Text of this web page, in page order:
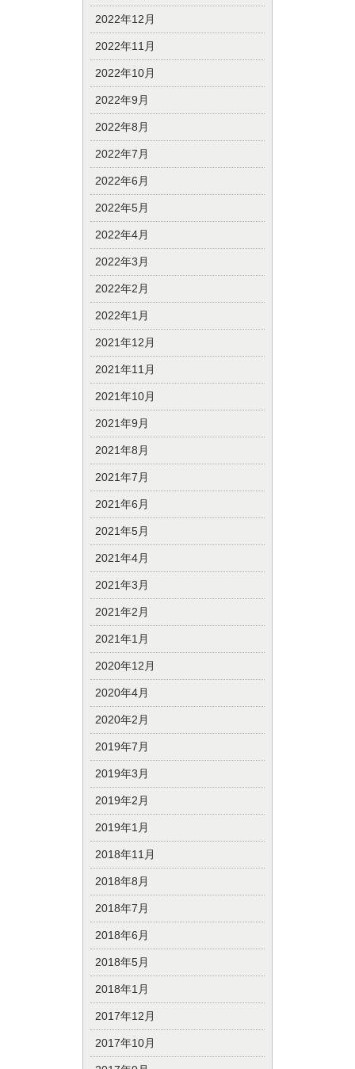
2022年12月
2022年11月
2022年10月
2022年9月
2022年8月
2022年7月
2022年6月
2022年5月
2022年4月
2022年3月
2022年2月
2022年1月
2021年12月
2021年11月
2021年10月
2021年9月
2021年8月
2021年7月
2021年6月
2021年5月
2021年4月
2021年3月
2021年2月
2021年1月
2020年12月
2020年4月
2020年2月
2019年7月
2019年3月
2019年2月
2019年1月
2018年11月
2018年8月
2018年7月
2018年6月
2018年5月
2018年1月
2017年12月
2017年10月